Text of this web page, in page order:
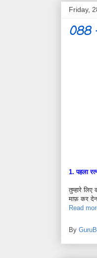
Friday,
088
1. पहला
तुम्हारे
माफ़ कर
Read
By